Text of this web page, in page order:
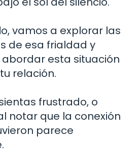
vamos a explorar las
de esa frialdad y
esta situación
relación.
frustrado, o
notar que la conexión
parece